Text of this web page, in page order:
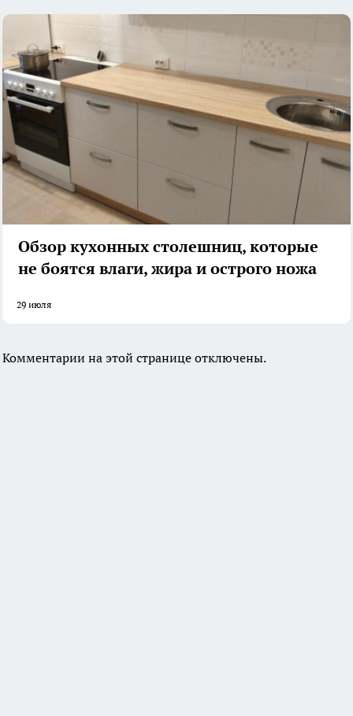
Обзор кухонных столешниц, которые
не боятся влаги, жира и острого ножа
29 июля
Комментарии на этой странице отключены.